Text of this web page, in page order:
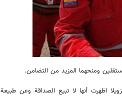
ومنحهما المزيد من التضامن.
اظهرت أنها لا تبيع الصداقة وعن طبيعة